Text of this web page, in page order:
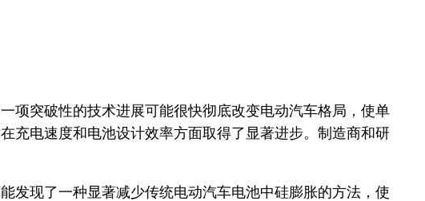
项突破性的技术进展可能很快彻底改变电动汽车格局，使单
充电速度和电池设计效率方面取得了显著进步。制造商和研
发现了一种显著减少传统电动汽车电池中硅膨胀的方法，使